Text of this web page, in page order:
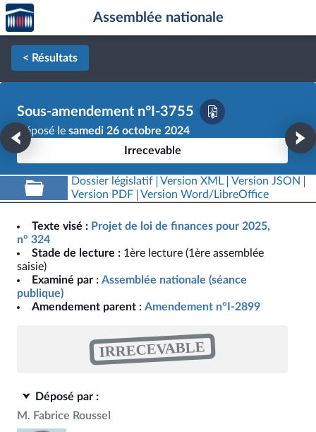
Aller au contenu
Aller en bas de la page
Accèder
à la
page
d'accueil
Assemblée nationale
< Résultats
Sous-amendement n°I-3755
Déposé le samedi 26 octobre 2024
Irrecevable
Dossier législatif Version XML
Version JSON
Version PDF
Version Word/LibreOffice
Texte visé : Projet de loi de finances pour 2025,
n° 324
Stade de lecture : 1ère lecture (1ère assemblée
saisie)
Examiné par : Assemblée nationale (séance
publique)
Amendement parent : Amendement n°I-2899
IRRECEVABLE
Déposé par :
M. Fabrice Roussel